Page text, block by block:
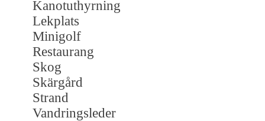
Kanotuthyrning
Lekplats
Minigolf
Restaurang
Skog
Skärgård
Strand
Vandringsleder